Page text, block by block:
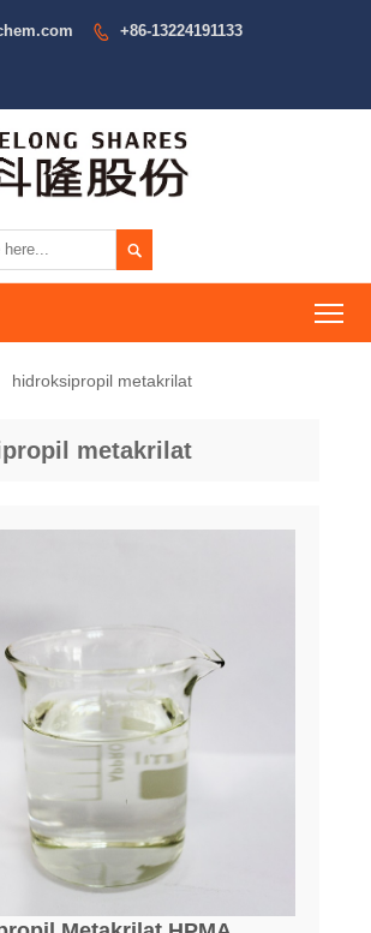
 +86-13224191133

hidroksipropil metakrilat
metakrilat